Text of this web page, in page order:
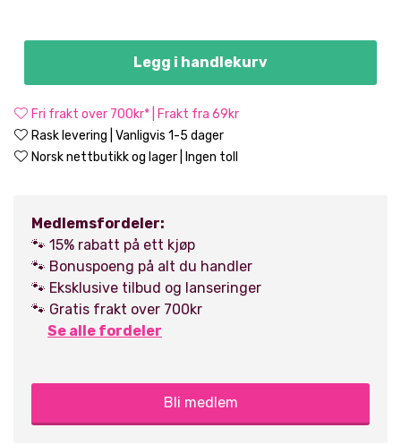
Legg i handlekurv
Fri frakt over 700kr* | Frakt fra 69kr
Rask levering | Vanligvis 1-5 dager
Norsk nettbutikk og lager | Ingen toll
Medlemsfordeler:
🐾 15% rabatt på ett kjøp
🐾 Bonuspoeng på alt du handler
🐾 Eksklusive tilbud og lanseringer
🐾 Gratis frakt over 700kr
Se alle fordeler
Bli medlem